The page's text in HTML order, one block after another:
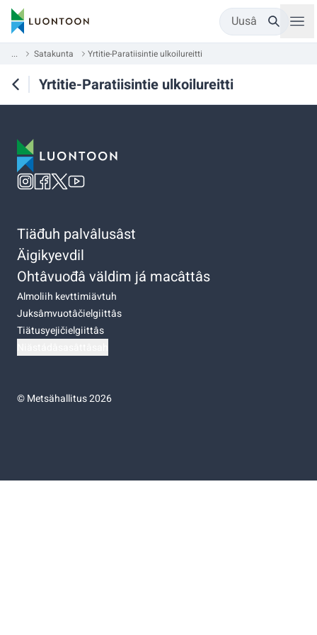
Uusâ
... Satakunta Yrtitie-Paratiisintie ulkoilureitti
Yrtitie-Paratiisintie ulkoilureitti
Tiäđuh palvâlusâst
Äigikyevdil
Ohtâvuođâ väldim já macâttâs
Almoliih kevttimiävtuh
Juksâmvuotâčielgiittâs
Tiätusyejičielgiittâs
©Metsähallitus 2026